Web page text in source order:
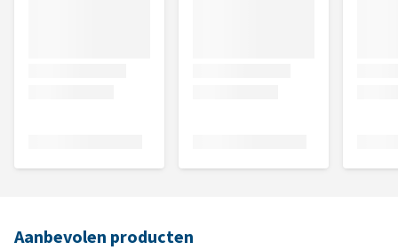
Aanbevolen producten